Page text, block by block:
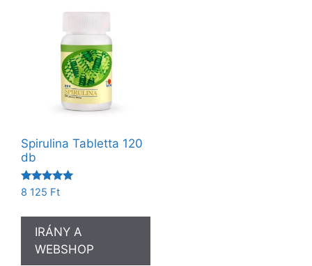
Spirulina Tabletta 120
db
Értékelés:
5.00
8 125 Ft
IRÁNY A
WEBSHOP